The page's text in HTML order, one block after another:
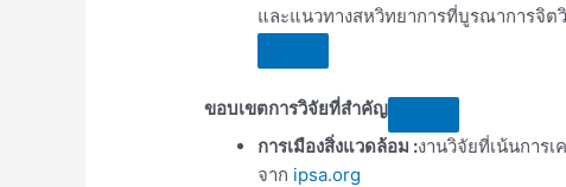
และแนวทางสหวิทยาการที่บูรณาการจิ
ขอบเขตการวิจัยที่สำคัญ
การเมืองสิ่งแวดล้อม :งานวิจัยที่เน้นการ
จาก ipsa.org